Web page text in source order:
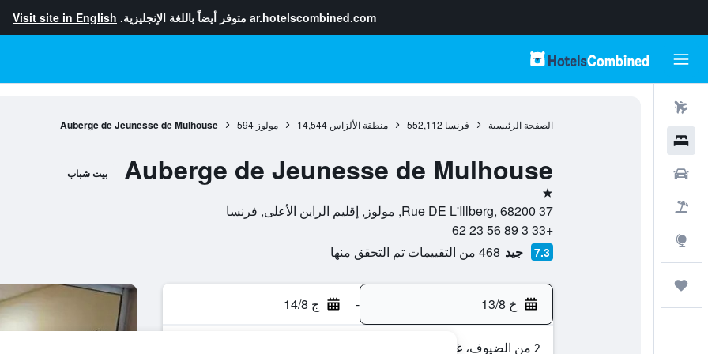
ar.hotelscombined.com متوفر أيضاً باللغة الإنجليزية. Visit site in English
الصفحة الرئيسية فرنسا 552,112 منطقة الألزاس 14,544 مولوز 594
Auberge de Jeunesse de Mulhouse
Auberge de Jeunesse de Mulhouse بيت شباب
نجمة واحدة
37 Rue DE L'Illberg, 68200, مولوز, إقليم الراين الأعلى, فرنسا
+33 3 89 56 23 62
7.3 جيد 468 من التقييمات تم التحقق منها
خ 13/8 - ج 14/8
2 من الضيوف، غرفة واحدة